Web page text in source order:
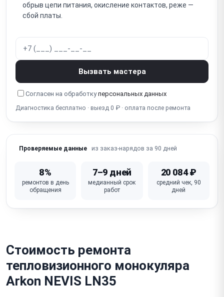
Не регулируется диоптрийная подстройка окуляра
Повреждение объектива (германиевой линзы)
Не работает Wi-Fi / стриминг
Не работает встроенный дальномер
Сломана кнопка / крышка объектива
обрыв цепи питания, окисление контактов, реже —
сбой платы.
Вызвать мастера
Согласен на обработкуперсональных данных
Диагностика бесплатно · выезд 0 ₽ · оплата после ремонта
Проверяемые данные из заказ-нарядов за 90 дней
8%
ремонтов в день
обращения
7–9 дней
медианный срок
работ
20 084 ₽
средний чек, 90
дней
Стоимость ремонта
тепловизионного монокуляра
Arkon NEVIS LN35